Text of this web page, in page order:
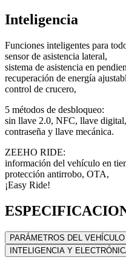
Inteligencia
Funciones inteligentes para
sensor de asistencia lateral,
sistema de asistencia en
recuperación de energía
control de crucero,
5 métodos de desbloqueo:
sin llave 2.0, NFC, llave digital,
contraseña y llave mecánica.
ZEEHO RIDE:
información del vehículo en
protección antirrobo, OTA,
¡Easy Ride!
PARÁMETROS DEL VEHÍCULO
INTELIGENCIA Y